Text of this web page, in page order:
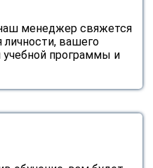
менеджер свяжется
вашего
учебной программы и